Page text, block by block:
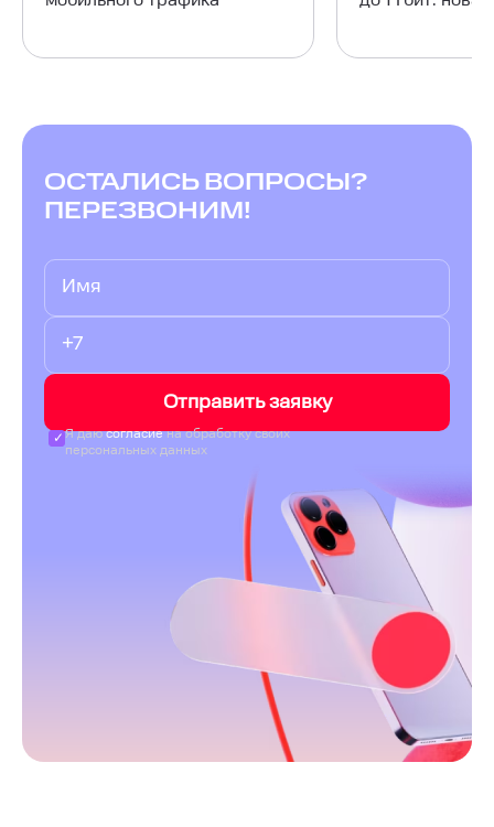
ОСТАЛИСЬ ВОПРОСЫ?
ПЕРЕЗВОНИМ!
Отправить заявку
Я даюсогласиена обработку своих
персональных данных